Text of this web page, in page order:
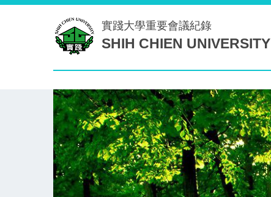
實踐大學重要會議紀錄
SHIH CHIEN UNIVERSITY